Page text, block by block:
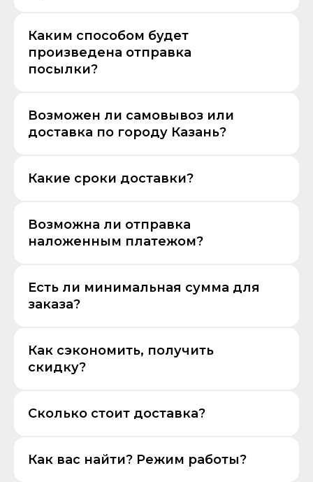
Каким способом будет
произведена отправка
посылки?
Возможен ли самовывоз или
доставка по городу Казань?
Какие сроки доставки?
Возможна ли отправка
наложенным платежом?
Есть ли минимальная сумма для
заказа?
Как сэкономить, получить
скидку?
Сколько стоит доставка?
Как вас найти? Режим работы?